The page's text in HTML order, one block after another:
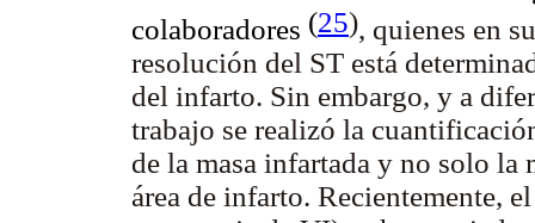
colaboradores (25), quienes en
resolución del ST está
del infarto. Sin embargo, y a
trabajo se realizó la
de la masa infartada y no solo la
área de infarto. Recientemente,